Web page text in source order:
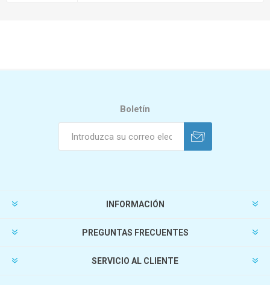
Boletín
INFORMACIÓN
PREGUNTAS FRECUENTES
SERVICIO AL CLIENTE